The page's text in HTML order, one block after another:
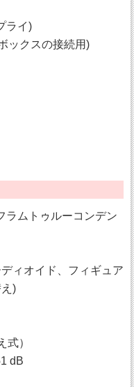
ライ)
ックスの接続用)
ラムトゥルーコンデン
ィオイド、フィギュア
)
式）
dB